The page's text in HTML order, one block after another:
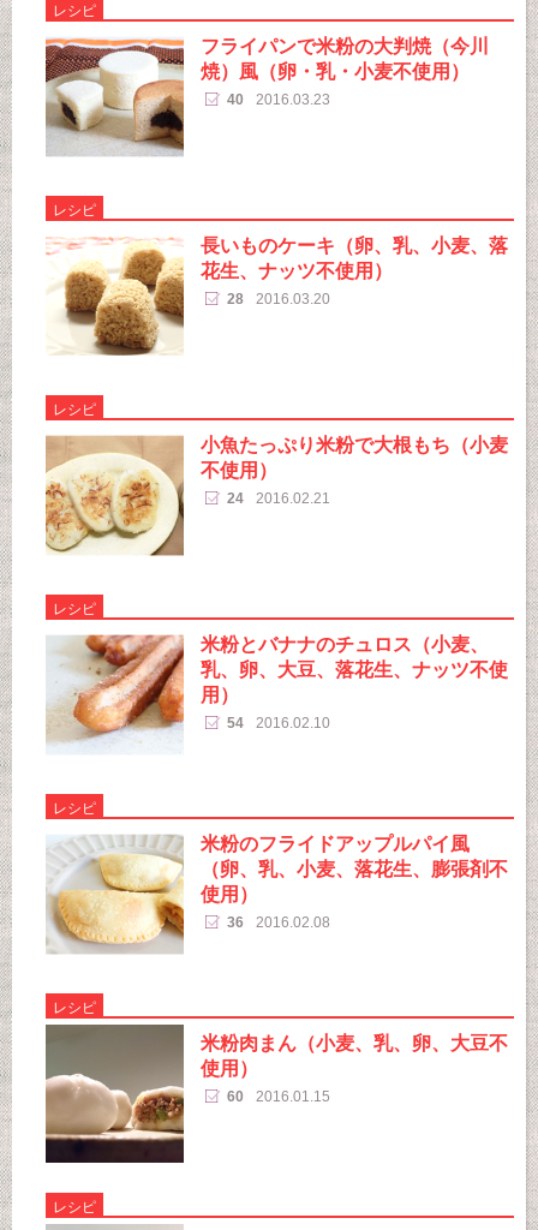
レシピ
フライパンで米粉の大判焼（今川
焼）風（卵・乳・小麦不使用）
40 2016.03.23
レシピ
長いものケーキ（卵、乳、小麦、落
花生、ナッツ不使用）
28 2016.03.20
レシピ
小魚たっぷり米粉で大根もち（小麦
不使用）
24 2016.02.21
レシピ
米粉とバナナのチュロス（小麦、
乳、卵、大豆、落花生、ナッツ不使
用）
54 2016.02.10
レシピ
米粉のフライドアップルパイ風
（卵、乳、小麦、落花生、膨張剤不
使用）
36 2016.02.08
レシピ
米粉肉まん（小麦、乳、卵、大豆不
使用）
60 2016.01.15
レシピ